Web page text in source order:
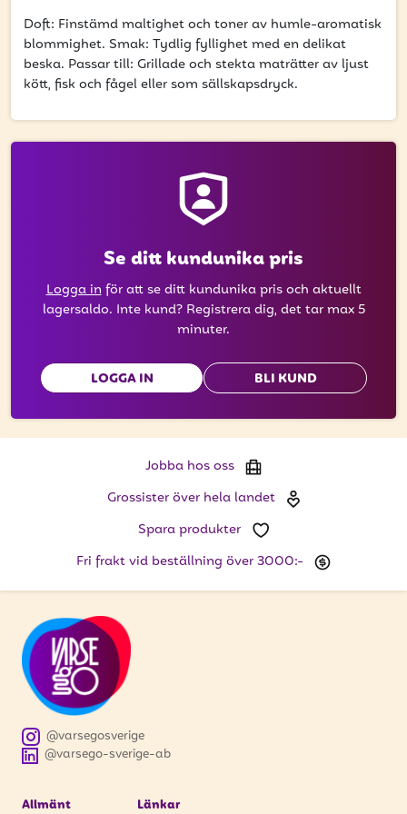
Ange din e-postadress nedan för att ta del av våra
nyheter och erbjudanden.
E-postadress
Doft: Finstämd maltighet och toner av humle-aromatisk
blommighet. Smak: Tydlig fyllighet med en delikat
beska. Passar till: Grillade och stekta maträtter av ljust
kött, fisk och fågel eller som sällskapsdryck.
Se ditt kundunika pris
Logga inför att se ditt kundunika pris och aktuellt
lagersaldo. Inte kund? Registrera dig, det tar max 5
minuter.
LOGGA IN BLI KUND
Jobba hos oss
Grossister över hela landet
Spara produkter
Fri frakt vid beställning över 3000:-
@varsego-sverige-ab
@varsegosverige
Allmänt Länkar